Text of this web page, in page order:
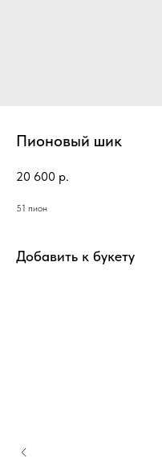
Пионовый шик
20 600 р.
51 пион
Добавить к букету